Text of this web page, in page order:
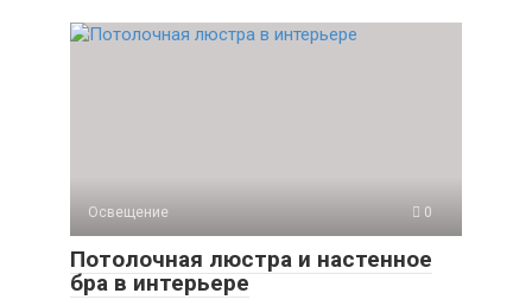
Освещение 0
Потолочная люстра и настенное
бра в интерьере